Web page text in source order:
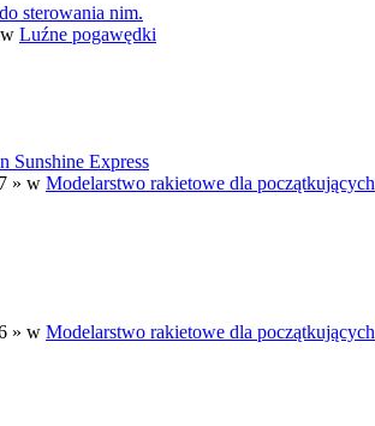
sterowania nim.
Luźne pogawędki
Sunshine Express
» w Modelarstwo rakietowe dla początkujących
» w Modelarstwo rakietowe dla początkujących